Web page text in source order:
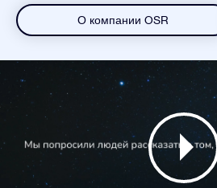
О компании OSR